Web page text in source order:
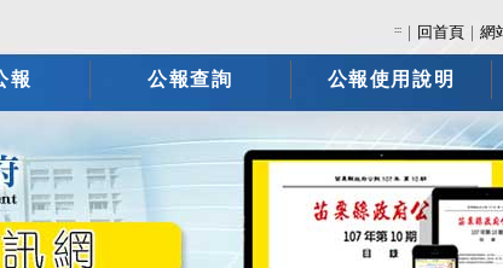
::: 回首頁 ｜網
報 公報查詢 公報使用說明